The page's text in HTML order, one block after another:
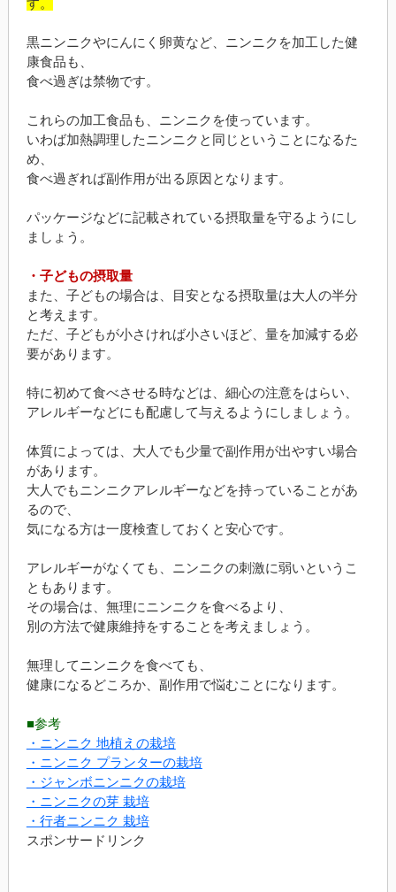
黒ニンニクやにんにく卵黄など、ニンニクを加工した健
康食品も、
食べ過ぎは禁物です。
これらの加工食品も、ニンニクを使っています。
いわば加熱調理したニンニクと同じということになるた
め、
食べ過ぎれば副作用が出る原因となります。
パッケージなどに記載されている摂取量を守るようにし
ましょう。
・子どもの摂取量
また、子どもの場合は、目安となる摂取量は大人の半分
と考えます。
ただ、子どもが小さければ小さいほど、量を加減する必
要があります。
特に初めて食べさせる時などは、細心の注意をはらい、
アレルギーなどにも配慮して与えるようにしましょう。
体質によっては、大人でも少量で副作用が出やすい場合
があります。
大人でもニンニクアレルギーなどを持っていることがあ
るので、
気になる方は一度検査しておくと安心です。
アレルギーがなくても、ニンニクの刺激に弱いというこ
ともあります。
その場合は、無理にニンニクを食べるより、
別の方法で健康維持をすることを考えましょう。
無理してニンニクを食べても、
健康になるどころか、副作用で悩むことになります。
■参考
・ニンニク 地植えの栽培
・ニンニク プランターの栽培
・ジャンボニンニクの栽培
・ニンニクの芽 栽培
・行者ニンニク 栽培
スポンサードリンク